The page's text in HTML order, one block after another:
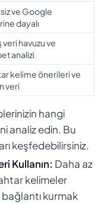
ve Google
dayalı
veri havuzu ve
analizi
kelime önerileri ve
veri
hangi
analiz edin. Bu
keşfedebilirsiniz.
Kullanın: Daha az
kelimeler
kurmak